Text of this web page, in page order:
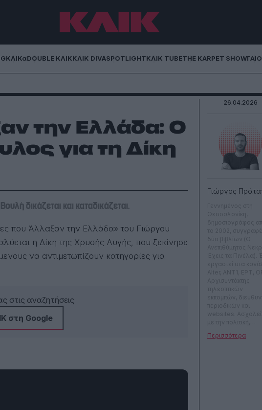
ΚΛΙΚαDOUBLE ΚΛΙΚΚΛΙΚ DIVASPOTLIGHTΚΛΙΚ TUBETHE KARPET SHOW
την Ελλάδα: Ο
για τη Δίκη
δικάζεται και καταδικάζεται.
η Δίκη της Χρυσής Αυγής, που ξεκίνησε
να αντιμετωπίζουν κατηγορίες για
στις αναζητήσεις
στη Google
26.04.2026
Γιώργος
λατρεύει τη